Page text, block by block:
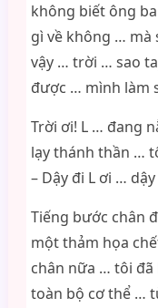
không biết ông
gì về không …
vậy … trời … sao
được … mình làm
Trời ơi! L … đang
lạy thánh thần …
– Dậy đi L ơi …
Tiếng bước chân
một thảm họa
chân nữa … tôi
toàn bộ cơ thể …